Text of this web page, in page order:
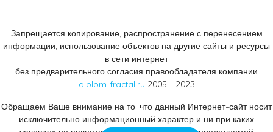
Запрещается копирование, распространение с перенесением
информации, использование объектов на другие сайты и ресурсы
в сети интернет
без предварительного согласия правообладателя компании
diplom-fractal.ru 2005 - 2023
Обращаем Ваше внимание на то, что данный Интернет-сайт носит
исключительно информационный характер и ни при каких